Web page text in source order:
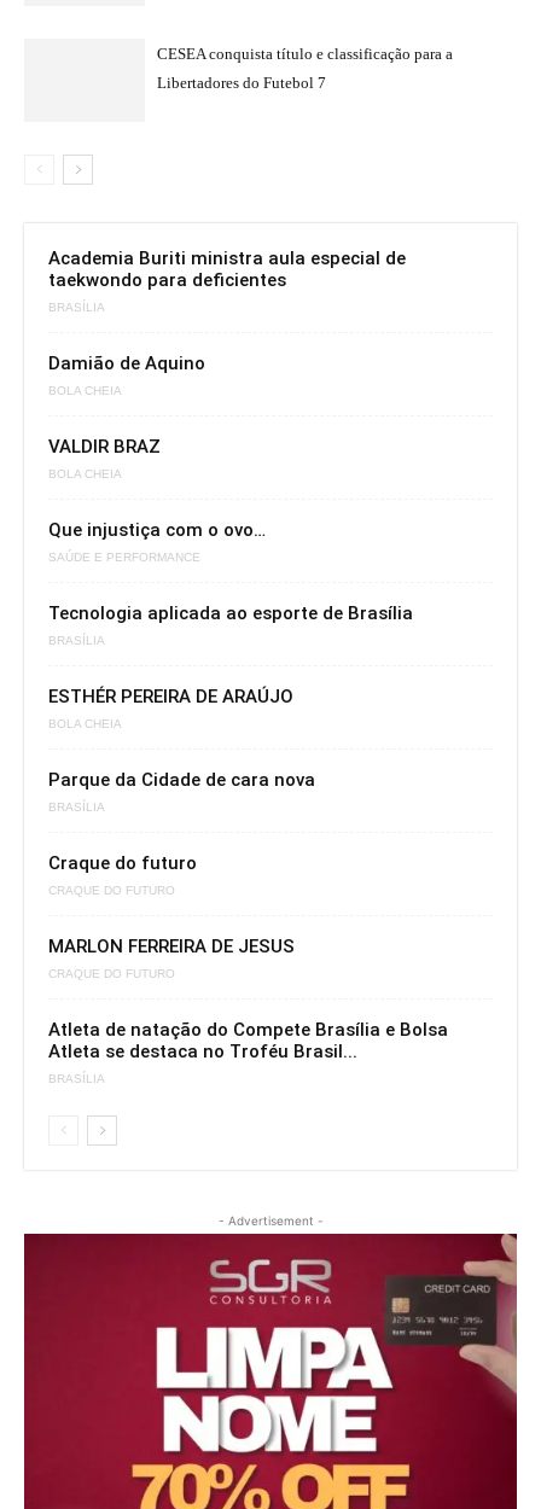
CESEA conquista título e classificação para a
Libertadores do Futebol 7
Academia Buriti ministra aula especial de
taekwondo para deficientes
BRASÍLIA
Damião de Aquino
BOLA CHEIA
VALDIR BRAZ
BOLA CHEIA
Que injustiça com o ovo…
SAÚDE E PERFORMANCE
Tecnologia aplicada ao esporte de Brasília
BRASÍLIA
ESTHÉR PEREIRA DE ARAÚJO
BOLA CHEIA
Parque da Cidade de cara nova
BRASÍLIA
Craque do futuro
CRAQUE DO FUTURO
MARLON FERREIRA DE JESUS
CRAQUE DO FUTURO
Atleta de natação do Compete Brasília e Bolsa
Atleta se destaca no Troféu Brasil...
BRASÍLIA
- Advertisement -